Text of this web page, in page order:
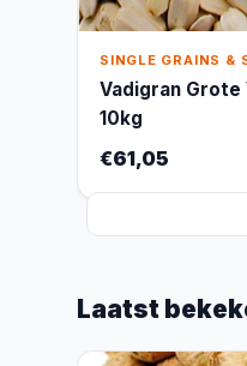
SINGLE GRAINS &
Vadigran
10kg
€61,05
Laatst